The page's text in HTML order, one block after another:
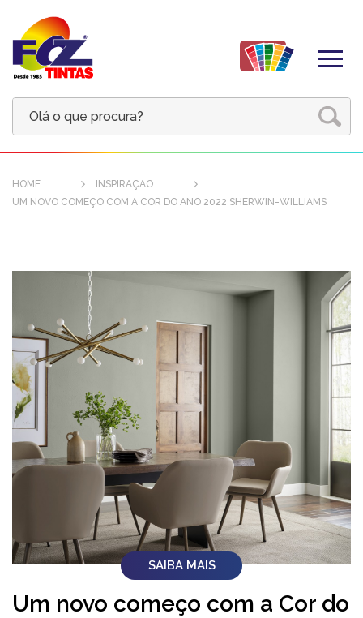
HOME
INSPIRAÇÃO
UM NOVO COMEÇO COM A COR DO ANO 2022 SHERWIN-WILLIAMS
SAIBA MAIS
Um novo começo com a Cor do